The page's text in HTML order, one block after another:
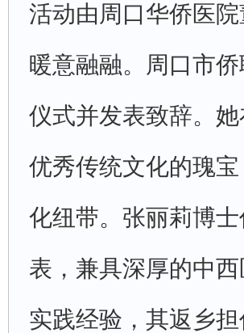
活动由周口华侨医
暖意融融。周口市
仪式并发表致辞。
优秀传统文化的瑰
化纽带。张丽莉博
表，兼具深厚的中
实践经验，其返乡